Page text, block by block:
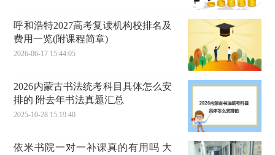
呼和浩特2027高考复读机构校排名及
费用一览(附课程简章)
2026-06-17 15:44:05
2026内蒙古书法统考科目具体怎么安
排的 附去年书法真题汇总
2025-10-28 15:19:40
依米书院一对一补课真的有用吗 大